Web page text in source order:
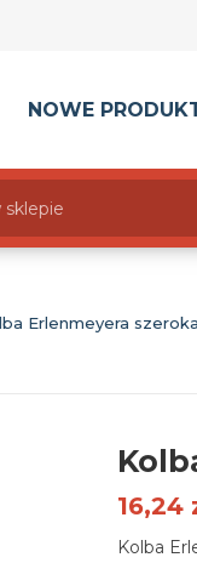
NOWE
Erlenmeyera
16,24
Kolba